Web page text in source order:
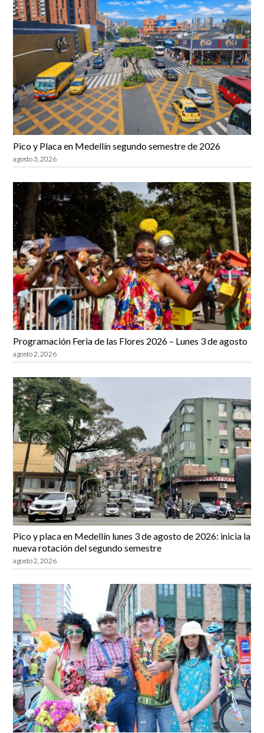
Pico y Placa en Medellín segundo semestre de 2026
agosto 3, 2026
Programación Feria de las Flores 2026 – Lunes 3 de agosto
agosto 2, 2026
Pico y placa en Medellín lunes 3 de agosto de 2026: inicia la
nueva rotación del segundo semestre
agosto 2, 2026